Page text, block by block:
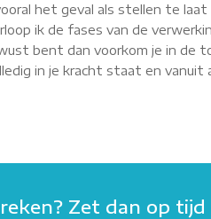
het geval als stellen te
ik de fases van de
bent dan voorkom je in
in je kracht staat en vanuit
Zet dan op